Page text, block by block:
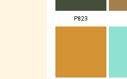
P823